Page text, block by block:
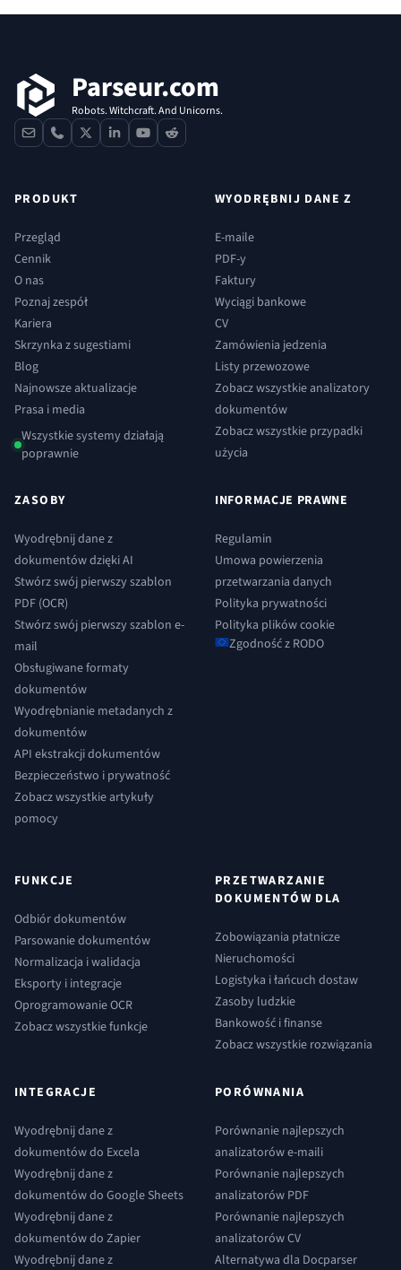
Parseur.com
Robots. Witchcraft. And Unicorns.
contactphone
x linkedinyoutube
reddit
PRODUKT
Przegląd
Cennik
O nas
Poznaj zespół
Kariera
Skrzynka z sugestiami
Blog
Najnowsze aktualizacje
Prasa i media
Wszystkie systemy działają
poprawnie
WYODRĘBNIJ DANE Z
E-maile
PDF-y
Faktury
Wyciągi bankowe
CV
Zamówienia jedzenia
Listy przewozowe
Zobacz wszystkie analizatory
dokumentów
Zobacz wszystkie przypadki
użycia
ZASOBY
Wyodrębnij dane z
dokumentów dzięki AI
Stwórz swój pierwszy szablon
PDF (OCR)
Stwórz swój pierwszy szablon e-
mail
Obsługiwane formaty
dokumentów
Wyodrębnianie metadanych z
dokumentów
API ekstrakcji dokumentów
Bezpieczeństwo i prywatność
Zobacz wszystkie artykuły
pomocy
INFORMACJE PRAWNE
Regulamin
Umowa powierzenia
przetwarzania danych
Polityka prywatności
Polityka plików cookie
Zgodność z RODO
FUNKCJE
Odbiór dokumentów
Parsowanie dokumentów
Normalizacja i walidacja
Eksporty i integracje
Oprogramowanie OCR
Zobacz wszystkie funkcje
PRZETWARZANIE
DOKUMENTÓW DLA
Zobowiązania płatnicze
Nieruchomości
Logistyka i łańcuch dostaw
Zasoby ludzkie
Bankowość i finanse
Zobacz wszystkie rozwiązania
INTEGRACJE
Wyodrębnij dane z
dokumentów do Excela
Wyodrębnij dane z
dokumentów do Google Sheets
Wyodrębnij dane z
dokumentów do Zapier
Wyodrębnij dane z
PORÓWNANIA
Porównanie najlepszych
analizatorów e-maili
Porównanie najlepszych
analizatorów PDF
Porównanie najlepszych
analizatorów CV
Alternatywa dla Docparser